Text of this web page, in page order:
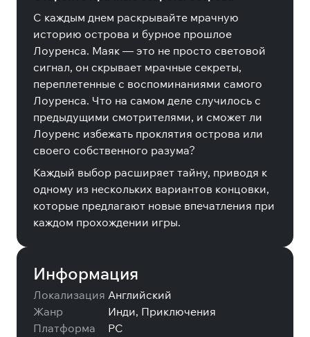
С каждым днем раскрывайте мрачную
историю острова и бурное прошлое
Лоуренса. Маяк — это не просто световой
сигнал, он скрывает мрачные секреты,
переплетенные с воспоминаниями самого
Лоуренса. Что на самом деле случилось с
предыдущими смотрителями, и сможет ли
Лоуренс избежать проклятия острова или
своего собственного разума?
Каждый выбор расширяет тайну, приводя к
одному из нескольких вариантов концовки,
которые предлагают новые впечатления при
каждом прохождении игры.
Информация
Локализация Английский
Жанр
Инди, Приключения
Платформа
PC